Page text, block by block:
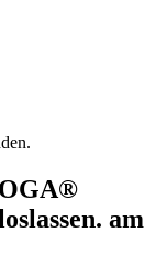
am